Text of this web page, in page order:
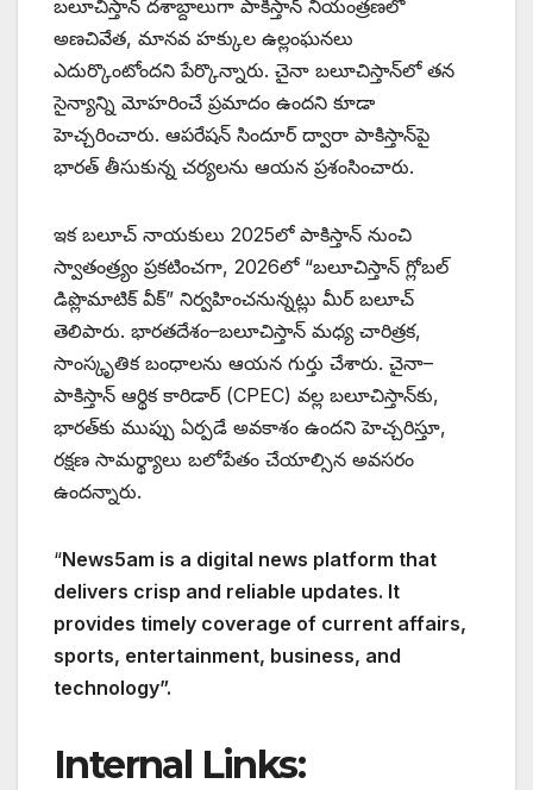
బలూచిస్తాన్ దశాబ్దాలుగా పాకిస్తాన్ నియంత్రణలో
అణచివేత, మానవ హక్కుల ఉల్లంఘనలు
ఎదుర్కొంటోందని పేర్కొన్నారు. చైనా బలూచిస్తాన్‌లో తన
సైన్యాన్ని మోహరించే ప్రమాదం ఉందని కూడా
హెచ్చరించారు. ఆపరేషన్ సిందూర్ ద్వారా పాకిస్తాన్‌పై
భారత్ తీసుకున్న చర్యలను ఆయన ప్రశంసించారు.
ఇక బలూచ్ నాయకులు 2025లో పాకిస్తాన్ నుంచి
స్వాతంత్ర్యం ప్రకటించగా, 2026లో “బలూచిస్తాన్ గ్లోబల్
డిప్లొమాటిక్ వీక్” నిర్వహించనున్నట్లు మీర్ బలూచ్
తెలిపారు. భారతదేశం–బలూచిస్తాన్ మధ్య చారిత్రక,
సాంస్కృతిక బంధాలను ఆయన గుర్తు చేశారు. చైనా–
పాకిస్తాన్ ఆర్థిక కారిడార్ (CPEC) వల్ల బలూచిస్తాన్‌కు,
భారత్‌కు ముప్పు ఏర్పడే అవకాశం ఉందని హెచ్చరిస్తూ,
రక్షణ సామర్థ్యాలు బలోపేతం చేయాల్సిన అవసరం
ఉందన్నారు.
“News5am is a digital news platform that
delivers crisp and reliable updates. It
provides timely coverage of current affairs,
sports, entertainment, business, and
technology”.
Internal Links: